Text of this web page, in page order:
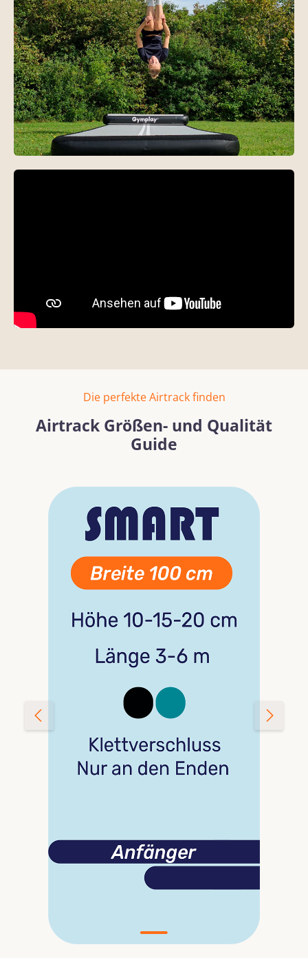
Die perfekte Airtrack finden
Airtrack Größen- und Qualität
Guide
Bildergalerie überspringen
Mehr erfahren